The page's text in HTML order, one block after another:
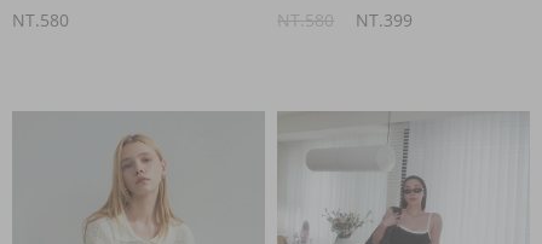
NT.580
NT.580
NT.399